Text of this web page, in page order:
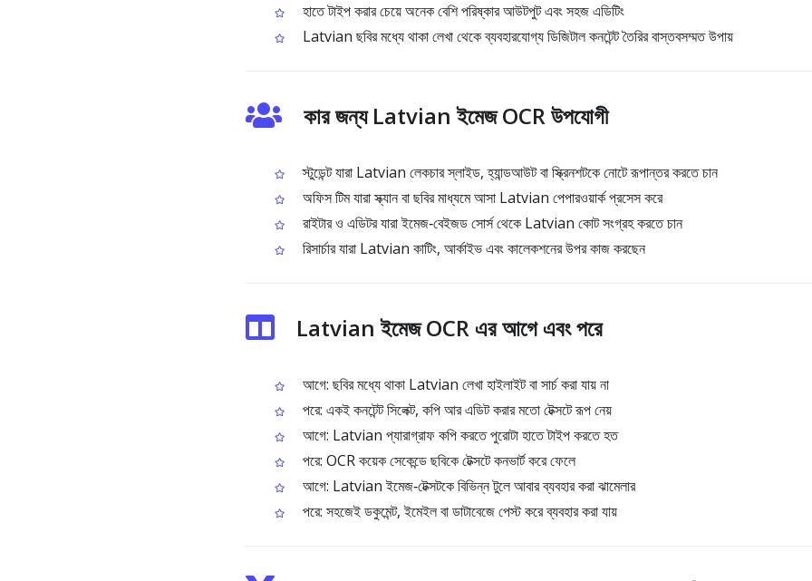
হাতে টাইপ করার চেয়ে অনেক বেশি পরিষ্কার আউটপুট এবং সহজ এডিটিং
Latvian ছবির মধ্যে থাকা লেখা থেকে ব্যবহারযোগ্য ডিজিটাল কনটেন্ট তৈরির বাস্তবসম্মত উপায়
কার জন্য Latvian ইমেজ OCR উপযোগী
স্টুডেন্ট যারা Latvian লেকচার স্লাইড, হ্যান্ডআউট বা স্ক্রিনশটকে নোটে রূপান্তর করতে চান
অফিস টিম যারা স্ক্যান বা ছবির মাধ্যমে আসা Latvian পেপারওয়ার্ক প্রসেস করে
রাইটার ও এডিটর যারা ইমেজ‑বেইজড সোর্স থেকে Latvian কোট সংগ্রহ করতে চান
রিসার্চার যারা Latvian কাটিং, আর্কাইভ এবং কালেকশনের উপর কাজ করছেন
Latvian ইমেজ OCR এর আগে এবং পরে
আগে: ছবির মধ্যে থাকা Latvian লেখা হাইলাইট বা সার্চ করা যায় না
পরে: একই কনটেন্ট সিলেক্ট, কপি আর এডিট করার মতো টেক্সটে রূপ নেয়
আগে: Latvian প্যারাগ্রাফ কপি করতে পুরোটা হাতে টাইপ করতে হত
পরে: OCR কয়েক সেকেন্ডে ছবিকে টেক্সটে কনভার্ট করে ফেলে
আগে: Latvian ইমেজ‑টেক্সটকে বিভিন্ন টুলে আবার ব্যবহার করা ঝামেলার
পরে: সহজেই ডকুমেন্ট, ইমেইল বা ডাটাবেজে পেস্ট করে ব্যবহার করা যায়